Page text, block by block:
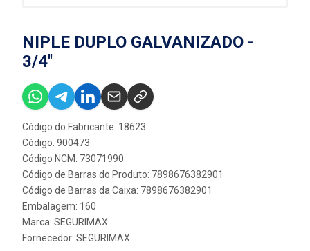
NIPLE DUPLO GALVANIZADO -
3/4''
Código do Fabricante: 18623
Código: 900473
Código NCM: 73071990
Código de Barras do Produto: 7898676382901
Código de Barras da Caixa: 7898676382901
Embalagem: 160
Marca: SEGURIMAX
Fornecedor: SEGURIMAX